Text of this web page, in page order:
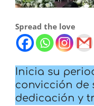
Spread the love
Inicia su
convicción de
dedicación y